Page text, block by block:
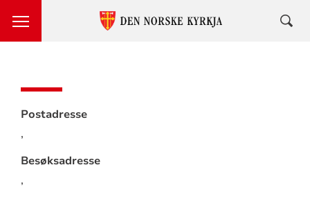
Postadresse
,
Besøksadresse
,